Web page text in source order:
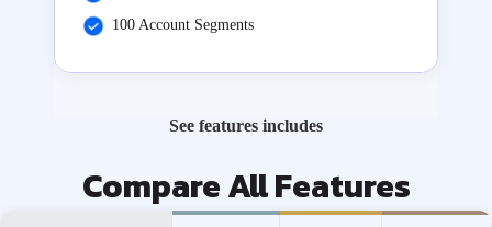
100 Account Segments
See features includes
Compare All Features